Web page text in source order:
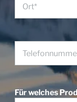
Für welches